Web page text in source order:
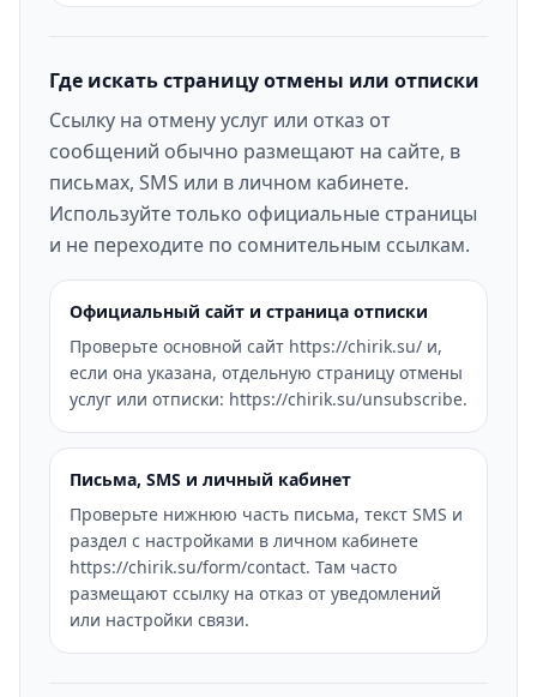
Где искать страницу отмены или отписки
Ссылку на отмену услуг или отказ от
сообщений обычно размещают на сайте, в
письмах, SMS или в личном кабинете.
Используйте только официальные страницы
и не переходите по сомнительным ссылкам.
Официальный сайт и страница отписки
Проверьте основной сайт https://chirik.su/ и,
если она указана, отдельную страницу отмены
услуг или отписки: https://chirik.su/unsubscribe.
Письма, SMS и личный кабинет
Проверьте нижнюю часть письма, текст SMS и
раздел с настройками в личном кабинете
https://chirik.su/form/contact. Там часто
размещают ссылку на отказ от уведомлений
или настройки связи.